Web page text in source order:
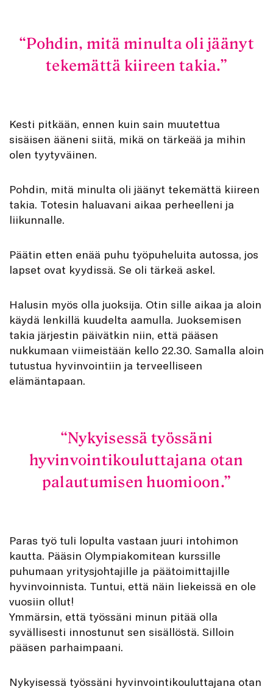
Pohdin, mitä minulta oli jäänyt
tekemättä kiireen takia.
Kesti pitkään, ennen kuin sain muutettua
sisäisen ääneni siitä, mikä on tärkeää ja mihin
olen tyytyväinen.
Pohdin, mitä minulta oli jäänyt tekemättä kiireen
takia. Totesin haluavani aikaa perheelleni ja
liikunnalle.
Päätin etten enää puhu työpuheluita autossa, jos
lapset ovat kyydissä. Se oli tärkeä askel.
Halusin myös olla juoksija. Otin sille aikaa ja aloin
käydä lenkillä kuudelta aamulla. Juoksemisen
takia järjestin päivätkin niin, että pääsen
nukkumaan viimeistään kello 22.30. Samalla aloin
tutustua hyvinvointiin ja terveelliseen
elämäntapaan.
Nykyisessä työssäni
hyvinvointikouluttajana otan
palautumisen huomioon.
Paras työ tuli lopulta vastaan juuri intohimon
kautta. Pääsin Olympiakomitean kurssille
puhumaan yritysjohtajille ja päätoimittajille
hyvinvoinnista. Tuntui, että näin liekeissä en ole
vuosiin ollut!
Ymmärsin, että työssäni minun pitää olla
syvällisesti innostunut sen sisällöstä. Silloin
pääsen parhaimpaani.
Nykyisessä työssäni hyvinvointikouluttajana otan